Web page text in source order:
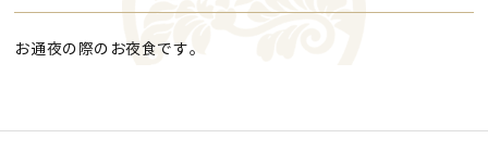
お通夜の際のお夜食です。